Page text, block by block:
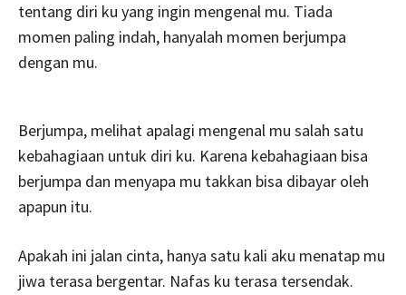
tentang diri ku yang ingin mengenal mu. Tiada
momen paling indah, hanyalah momen berjumpa
dengan mu.
Berjumpa, melihat apalagi mengenal mu salah satu
kebahagiaan untuk diri ku. Karena kebahagiaan bisa
berjumpa dan menyapa mu takkan bisa dibayar oleh
apapun itu.
Apakah ini jalan cinta, hanya satu kali aku menatap mu
jiwa terasa bergentar. Nafas ku terasa tersendak.